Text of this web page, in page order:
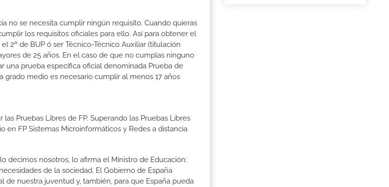
no se necesita cumplir ningún requisito. Cuando quieras
los requisitos oficiales para ello. Así para obtener el
2º de BUP ó ser Técnico-Técnico Auxiliar (titulación
de 25 años. En el caso de que no cumplas ninguno
una prueba específica oficial denominada Prueba de
grado medio es necesario cumplir al menos 17 años
Pruebas Libres de FP. Superando las Pruebas Libres
en FP Sistemas Microinformáticos y Redes a distancia
decimos nosotros, lo afirma el Ministro de Educación:
de la sociedad. El Gobierno de España
nuestra juventud y, también, para que España pueda